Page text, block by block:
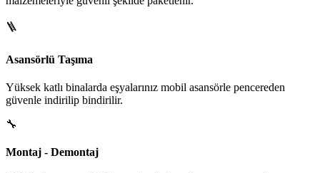
🪜
Asansörlü Taşıma
Yüksek katlı binalarda eşyalarınız mobil asansörle pencereden
güvenle indirilip bindirilir.
🔧
Montaj - Demontaj